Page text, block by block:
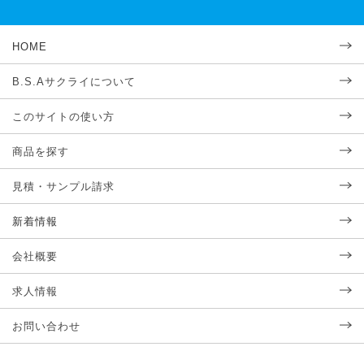
HOME
B.S.Aサクライについて
このサイトの使い方
商品を探す
見積・サンプル請求
新着情報
会社概要
求人情報
お問い合わせ